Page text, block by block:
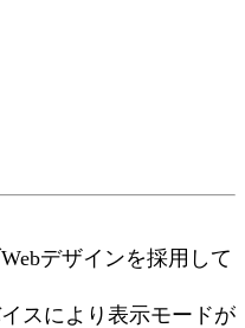
デザインを採用して
スにより表示モードが